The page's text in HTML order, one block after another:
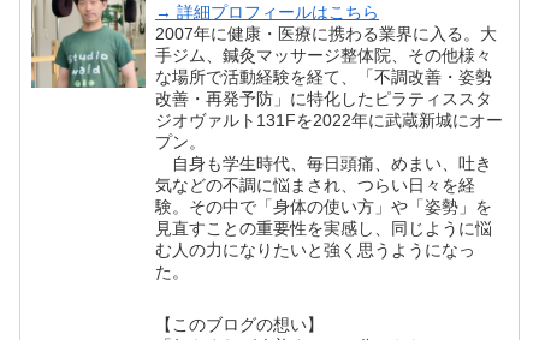
→ 詳細プロフィールはこちら
2007年に健康・医療に携わる業界に入る。大
手ジム、鍼灸マッサージ整体院、その他様々
な場所で活動経験を経て、「不調改善・姿勢
改善・再発予防」に特化したピラティススタ
ジオヴァルト131Fを2022年に武蔵新城にオー
プン。
自身も学生時代、毎日頭痛、めまい、吐き
気などの不調に悩まされ、つらい日々を経
験。その中で「身体の使い方」や「姿勢」を
見直すことの重要性を実感し、同じように悩
む人の力になりたいと強く思うようになっ
た。
【このブログの想い】